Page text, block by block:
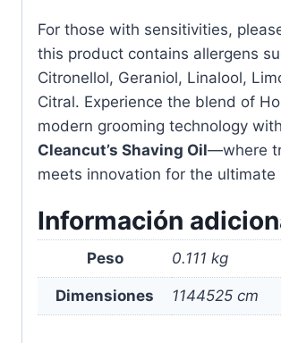
For those with sensitivities,
this product contains allergens
Citronellol, Geraniol, Linalool,
Citral. Experience the blend of
modern grooming technology with
Cleancut’s Shaving Oil—where
meets innovation for the ultimate
Información
Peso 0.111 kg
Dimensiones 1144525 cm